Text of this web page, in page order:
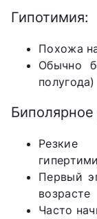
Гипотимия:
Похожа
Обычно
полугода)
Биполярное
Резкие
Первый
возрасте
Часто